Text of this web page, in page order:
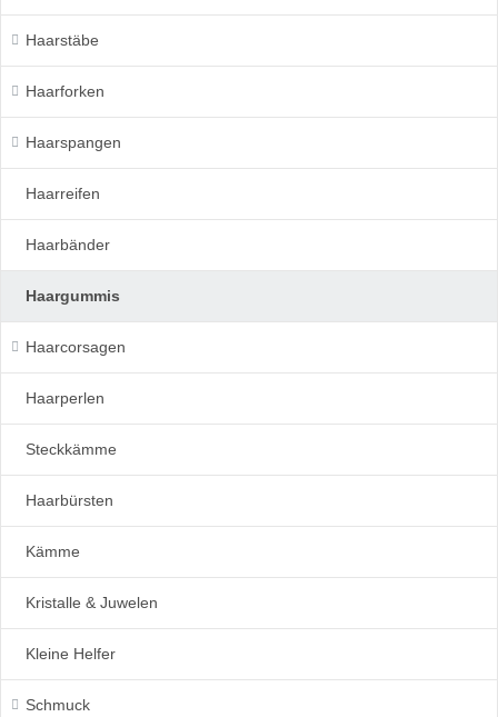
Haarstäbe
Haarforken
Haarspangen
Haarreifen
Haarbänder
Haargummis
Haarcorsagen
Haarperlen
Steckkämme
Haarbürsten
Kämme
Kristalle & Juwelen
Kleine Helfer
Schmuck